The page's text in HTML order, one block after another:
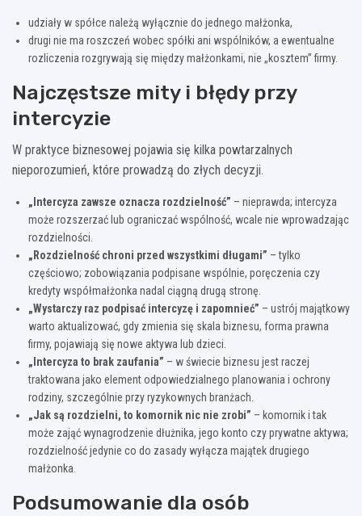
udziały w spółce należą wyłącznie do jednego małżonka,
drugi nie ma roszczeń wobec spółki ani wspólników, a ewentualne
rozliczenia rozgrywają się między małżonkami, nie „kosztem” firmy.
Najczęstsze mity i błędy przy
intercyzie
W praktyce biznesowej pojawia się kilka powtarzalnych
nieporozumień, które prowadzą do złych decyzji.
„Intercyza zawsze oznacza rozdzielność” – nieprawda; intercyza
może rozszerzać lub ograniczać wspólność, wcale nie wprowadzając
rozdzielności.
„Rozdzielność chroni przed wszystkimi długami” – tylko
częściowo; zobowiązania podpisane wspólnie, poręczenia czy
kredyty współmałżonka nadal ciągną drugą stronę.
„Wystarczy raz podpisać intercyzę i zapomnieć” – ustrój majątkowy
warto aktualizować, gdy zmienia się skala biznesu, forma prawna
firmy, pojawiają się nowe aktywa lub dzieci.
„Intercyza to brak zaufania” – w świecie biznesu jest raczej
traktowana jako element odpowiedzialnego planowania i ochrony
rodziny, szczególnie przy ryzykownych branżach.
„Jak są rozdzielni, to komornik nic nie zrobi” – komornik i tak
może zająć wynagrodzenie dłużnika, jego konto czy prywatne aktywa;
rozdzielność jedynie co do zasady wyłącza majątek drugiego
małżonka.
Podsumowanie dla osób